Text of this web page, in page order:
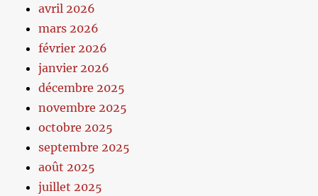
avril 2026
mars 2026
février 2026
janvier 2026
décembre 2025
novembre 2025
octobre 2025
septembre 2025
août 2025
juillet 2025